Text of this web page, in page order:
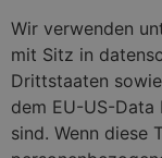
Wir verwenden
mit Sitz in
Drittstaaten
dem EU-US-
sind. Wenn diese